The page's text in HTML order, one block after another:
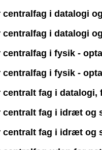
i datalogi
i datalogi
i fysik -
i fysik -
fag i datalogi,
fag i idræt og
fag i idræt og